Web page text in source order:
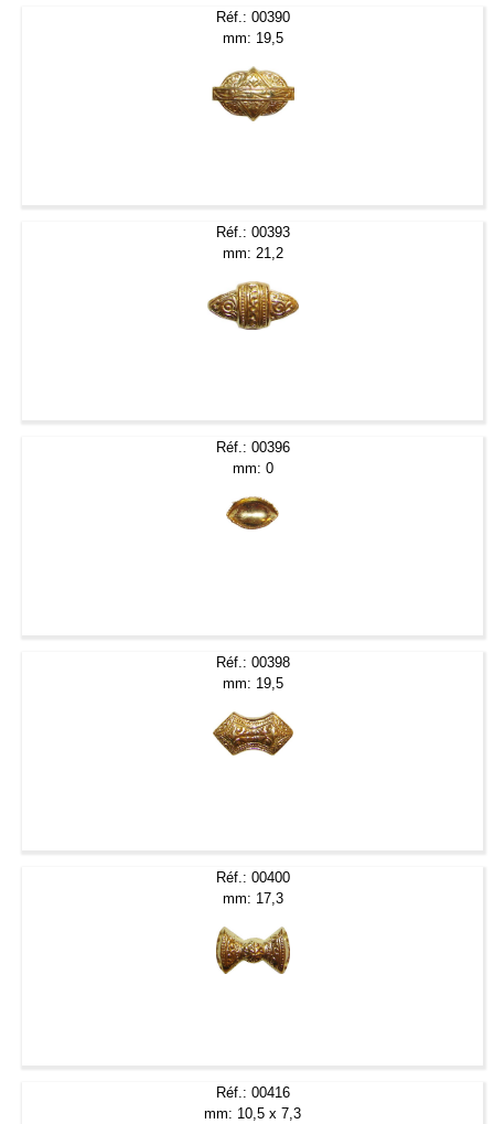
Réf.: 00390
mm: 19,5
Réf.: 00393
mm: 21,2
Réf.: 00396
mm: 0
Réf.: 00398
mm: 19,5
Réf.: 00400
mm: 17,3
Réf.: 00416
mm: 10,5 x 7,3